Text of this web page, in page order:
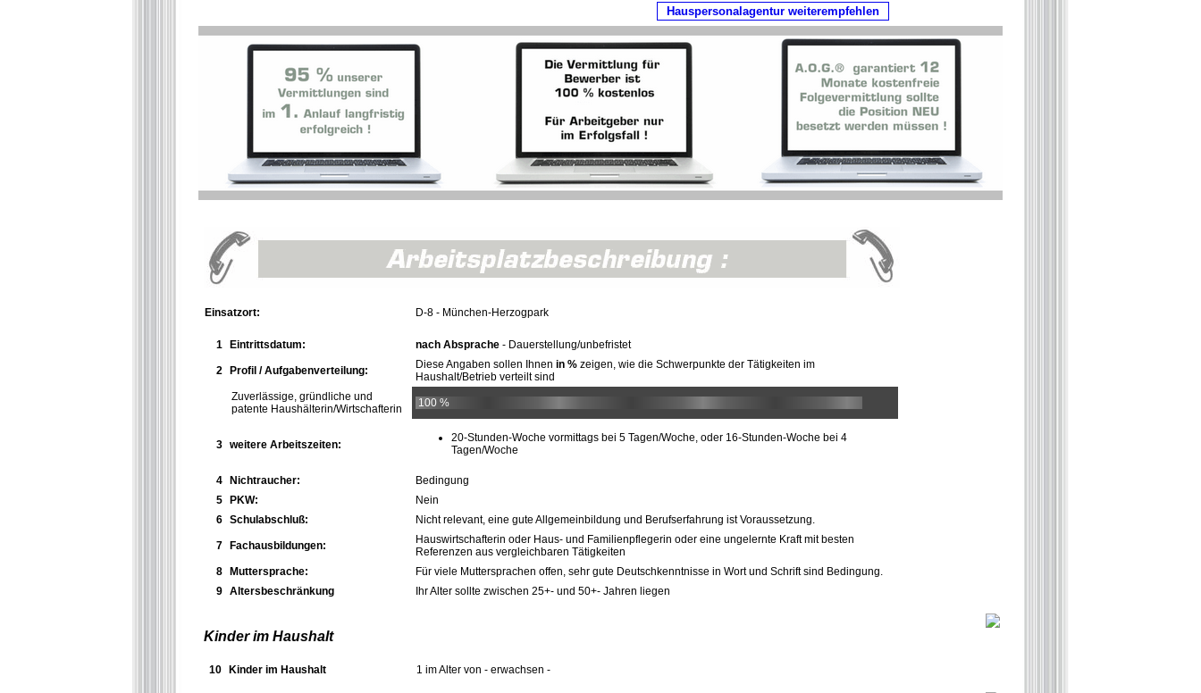
Hauspersonalagentur weiterempfehlen
Einsatzort: D-8 - München-Herzogpark
1 Eintrittsdatum: nach Absprache - Dauerstellung/unbefristet
2 Profil / Aufgabenverteilung: Diese Angaben sollen Ihnen in % zeigen, wie die Schwerpunkte der Tätigkeiten im
Haushalt/Betrieb verteilt sind
Zuverlässige, gründliche und
patente Haushälterin/Wirtschafterin
100 %
3 weitere Arbeitszeiten:
20-Stunden-Woche vormittags bei 5 Tagen/Woche, oder 16-Stunden-Woche bei 4
Tagen/Woche
4 Nichtraucher:
Bedingung
5
PKW:
Nein
6 Schulabschluß: Nicht relevant, eine gute Allgemeinbildung und Berufserfahrung ist Voraussetzung.
7 Fachausbildungen:
Hauswirtschafterin oder Haus- und Familienpflegerin oder eine ungelernte Kraft mit besten
Referenzen aus vergleichbaren Tätigkeiten
8
Muttersprache:
Für viele Muttersprachen offen, sehr gute Deutschkenntnisse in Wort und Schrift sind Bedingung.
9 Altersbeschränkung Ihr Alter sollte zwischen 25+- und 50+- Jahren liegen
Kinder im Haushalt
10 Kinder im Haushalt 1 im Alter von - erwachsen -